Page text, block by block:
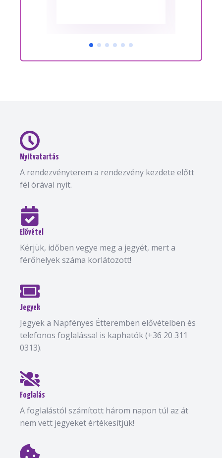
Nyitvatartás
A rendezvényterem a rendezvény kezdete előtt
fél órával nyit.
Elővétel
Kérjük, időben vegye meg a jegyét, mert a
férőhelyek száma korlátozott!
Jegyek
Jegyek a Napfényes Étteremben elővételben és
telefonos foglalással is kaphatók (+36 20 311
0313).
Foglalás
A foglalástól számított három napon túl az át
nem vett jegyeket értékesítjük!